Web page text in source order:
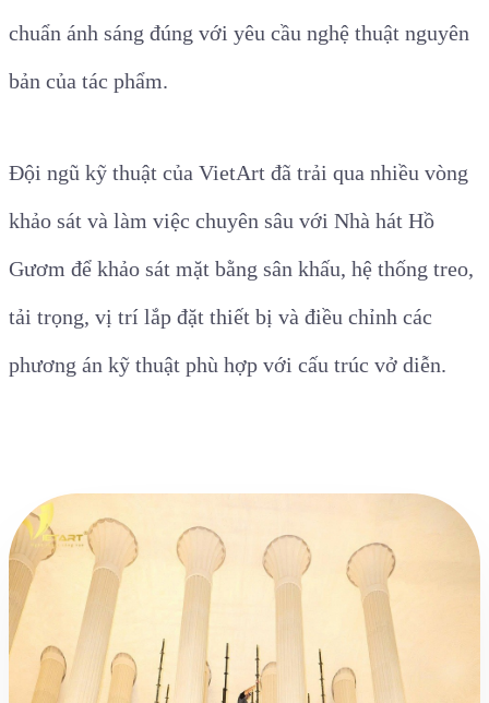
chuẩn ánh sáng đúng với yêu cầu nghệ thuật nguyên
bản của tác phẩm.
Đội ngũ kỹ thuật của VietArt đã trải qua nhiều vòng
khảo sát và làm việc chuyên sâu với Nhà hát Hồ
Gươm để khảo sát mặt bằng sân khấu, hệ thống treo,
tải trọng, vị trí lắp đặt thiết bị và điều chỉnh các
phương án kỹ thuật phù hợp với cấu trúc vở diễn.